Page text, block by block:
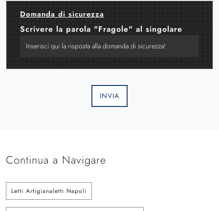
Domanda di sicurezza
Scrivere la parola "Fragole" al singolare
INVIA
Continua a Navigare
Letti Artigianaletti Napoli